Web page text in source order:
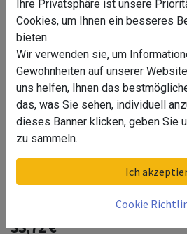
Querstabhalter, Rohr
Square Line, MOD
33,72€
Ihre Privatsphäre ist unsere
Cookies, um Ihnen ein besseres
bieten.
Wir verwenden sie, um
Gewohnheiten auf unserer
uns helfen, Ihnen das
das, was Sie sehen, individuell
dieses Banner klicken, geben Sie
zu sammeln.
Ich
Cookie